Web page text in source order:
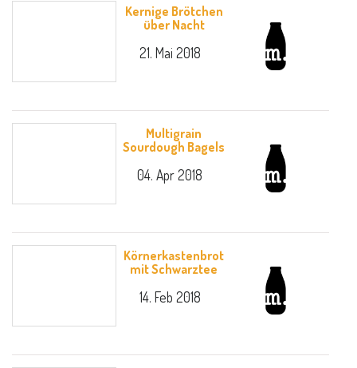
Kernige Brötchen
über Nacht
21. Mai 2018
Multigrain
Sourdough Bagels
04. Apr 2018
Körnerkastenbrot
mit Schwarztee
14. Feb 2018